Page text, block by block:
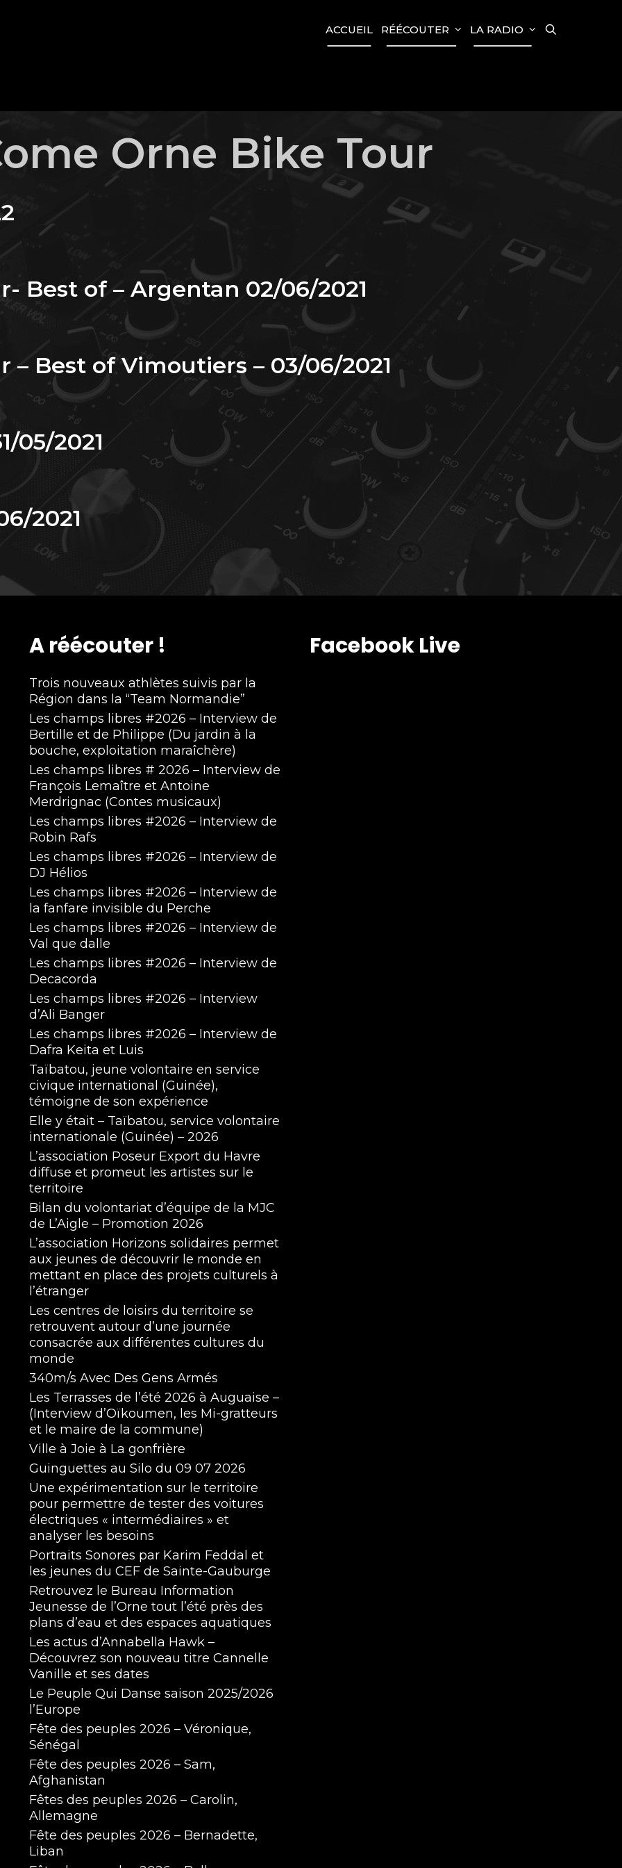
ACCUEIL RÉÉCOUTER LA RADIO
Orne Bike Tour
Best of – Argentan 02/06/2021
– Best of Vimoutiers – 03/06/2021
05/2021
2021
A réécouter !
Trois nouveaux athlètes suivis par la
Région dans la “Team Normandie”
Les champs libres #2026 – Interview de
Bertille et de Philippe (Du jardin à la
bouche, exploitation maraîchère)
Les champs libres # 2026 – Interview de
François Lemaître et Antoine
Merdrignac (Contes musicaux)
Les champs libres #2026 – Interview de
Robin Rafs
Les champs libres #2026 – Interview de
DJ Hélios
Les champs libres #2026 – Interview de
la fanfare invisible du Perche
Les champs libres #2026 – Interview de
Val que dalle
Les champs libres #2026 – Interview de
Decacorda
Les champs libres #2026 – Interview
d’Ali Banger
Les champs libres #2026 – Interview de
Dafra Keita et Luis
Taïbatou, jeune volontaire en service
civique international (Guinée),
témoigne de son expérience
Elle y était – Taïbatou, service volontaire
internationale (Guinée) – 2026
L’association Poseur Export du Havre
diffuse et promeut les artistes sur le
territoire
Bilan du volontariat d’équipe de la MJC
de L’Aigle – Promotion 2026
L’association Horizons solidaires permet
aux jeunes de découvrir le monde en
mettant en place des projets culturels à
l’étranger
Les centres de loisirs du territoire se
retrouvent autour d’une journée
consacrée aux différentes cultures du
monde
340m/s Avec Des Gens Armés
Les Terrasses de l’été 2026 à Auguaise –
(Interview d’Oïkoumen, les Mi-gratteurs
et le maire de la commune)
Ville à Joie à La gonfrière
Guinguettes au Silo du 09 07 2026
Une expérimentation sur le territoire
pour permettre de tester des voitures
électriques « intermédiaires » et
analyser les besoins
Portraits Sonores par Karim Feddal et
les jeunes du CEF de Sainte-Gauburge
Retrouvez le Bureau Information
Jeunesse de l’Orne tout l’été près des
plans d’eau et des espaces aquatiques
Les actus d’Annabella Hawk –
Découvrez son nouveau titre Cannelle
Vanille et ses dates
Le Peuple Qui Danse saison 2025/2026
l’Europe
Fête des peuples 2026 – Véronique,
Sénégal
Fête des peuples 2026 – Sam,
Afghanistan
Fêtes des peuples 2026 – Carolin,
Allemagne
Fête des peuples 2026 – Bernadette,
Liban
Facebook Live